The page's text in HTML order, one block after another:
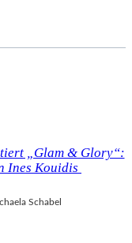
„Glam & Glory“:
Ines Kouidis
Schabel